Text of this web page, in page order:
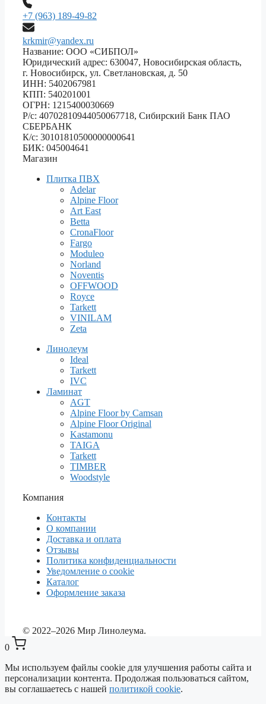
+7 (963) 189-49-82
krkmir@yandex.ru
Название: ООО «СИБПОЛ»
Юридический адрес: 630047, Новосибирская область,
г. Новосибирск, ул. Светлановская, д. 50
ИНН: 5402067981
КПП: 540201001
ОГРН: 1215400030669
Р/с: 40702810944050067718, Сибирский Банк ПАО
СБЕРБАНК
К/с: 30101810500000000641
БИК: 045004641
Магазин
Плитка ПВХ
Adelar
Alpine Floor
Art East
Betta
CronaFloor
Fargo
Moduleo
Norland
Noventis
OFFWOOD
Royce
Tarkett
VINILAM
Zeta
Линолеум
Ideal
Tarkett
IVC
Ламинат
AGT
Alpine Floor by Camsan
Alpine Floor Original
Kastamonu
TAIGA
Tarkett
TIMBER
Woodstyle
Компания
Контакты
О компании
Доставка и оплата
Отзывы
Политика конфиденциальности
Уведомление о cookie
Каталог
Оформление заказа
© 2022–2026 Мир Линолеума.
0
Выберите ваш город ✕
Мы используем файлы cookie для улучшения работы сайта и
персонализации контента. Продолжая пользоваться сайтом,
вы соглашаетесь с нашей политикой cookie.